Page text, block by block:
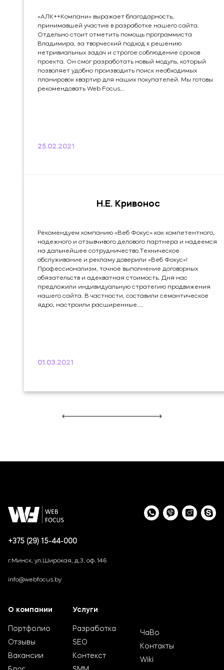
«АЛК++Компани» выражает благодарность,
принимавшей участие в разработке нашего сайта.
Отдельно стоит отметить помощь программиста
Владимира, за творческий подход к решению
нетривиальных задач и строгое соблюдение сроков
проекта. Он смог разработать новый модуль, который
позволяет удобно производить поиск необходимых
планировок квартир для наших покупателей. Мы готовы
рекомендовать Web Focus...
25.02.2021
Н.Е. Кривонос
Рекомендуем компанию «Веб Фокус» как компетентного,
надежного и отзывчивого делового партнера и надеемся
на дальнейшее сотрудничество.Техническое
обслуживание и рекламу доверили «Веб Фокус»!
Профессионализм, точное выполнение договорных
обязательств и адекватная стоимость. Дня нас
предложили индивидуальную стратегию продвижения
нашего сайта. В частности, составили семантическое
ядро, настроили расширенные....
01.03.2021
+375 (29) 15-44-000
г.Минск, ул.Широкая, д.3, оф.146
info@webfocus.by
О компании
Портфолио
Отзывы
Вакансии
Услуги
Разработка
SEO
Контекст
ЧаВо
Контакты
Wiki